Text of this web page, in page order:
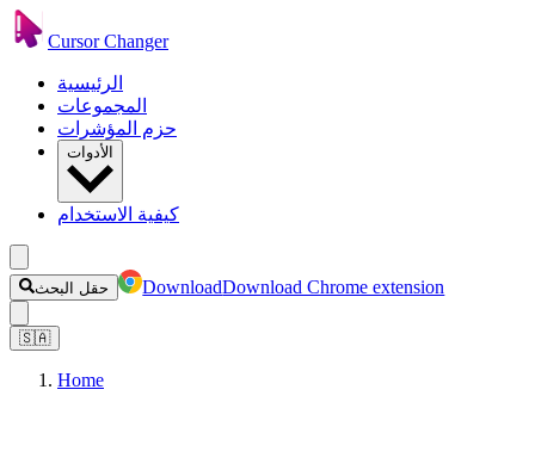
Cursor Changer
الرئيسية
المجموعات
حزم المؤشرات
الأدوات
كيفية الاستخدام
حقل البحث DownloadDownload Chrome extension
🇸🇦
Home